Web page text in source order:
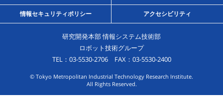
情報セキュリティポリシー アクセシビリティ
研究開発本部 情報システム技術部
ロボット技術グループ
TEL：03-5530-2706 FAX：03-5530-2400
© Tokyo Metropolitan Industrial Technology Research Institute.
All Rights Reserved.